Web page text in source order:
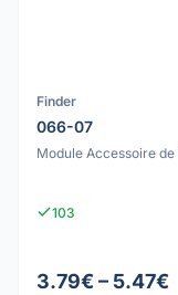
Finder
066-07
Module Accessoire
103
3.79€ – 5.47€